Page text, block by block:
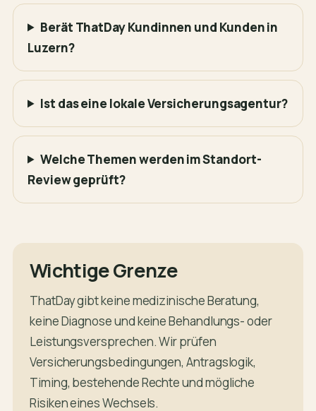
Berät ThatDay Kundinnen und Kunden in
Luzern?
Ist das eine lokale Versicherungsagentur?
Welche Themen werden im Standort-
Review geprüft?
Wichtige Grenze
ThatDay gibt keine medizinische Beratung,
keine Diagnose und keine Behandlungs- oder
Leistungsversprechen. Wir prüfen
Versicherungsbedingungen, Antragslogik,
Timing, bestehende Rechte und mögliche
Risiken eines Wechsels.